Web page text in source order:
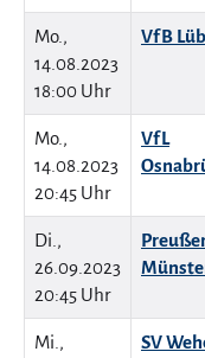
Mo.,
14.08.2023
18:00 Uhr
VfB
Mo.,
14.08.2023
20:45 Uhr
VfL
Di.,
26.09.2023
20:45 Uhr
Mi.,
SV